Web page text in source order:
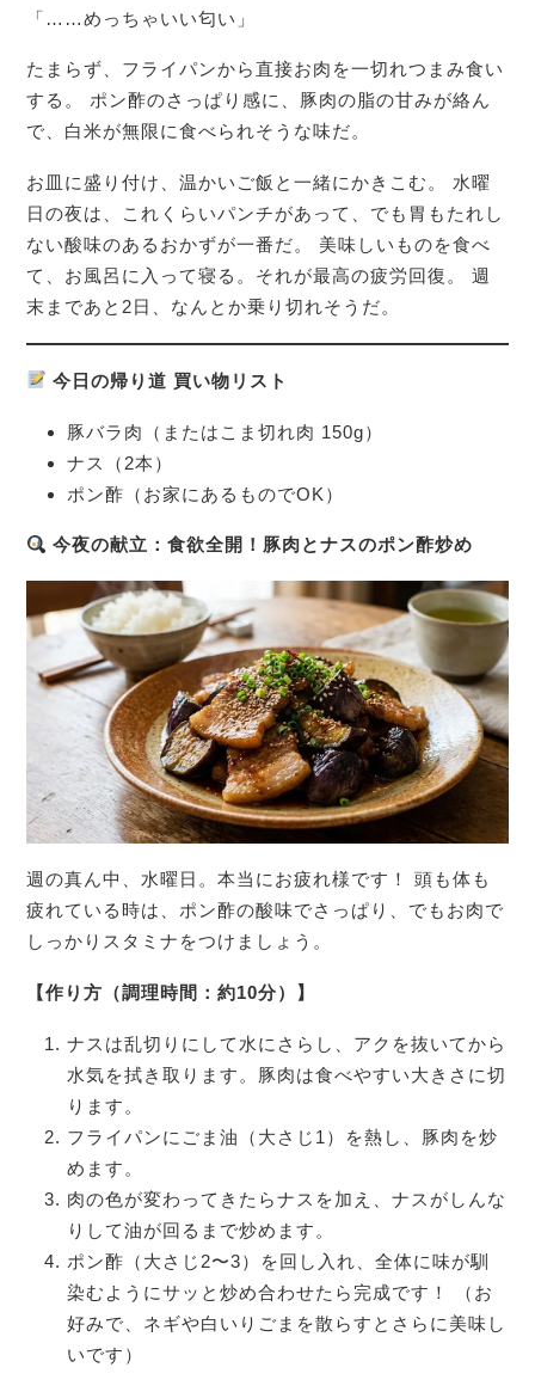
「……めっちゃいい匂い」
たまらず、フライパンから直接お肉を一切れつまみ食い
する。 ポン酢のさっぱり感に、豚肉の脂の甘みが絡ん
で、白米が無限に食べられそうな味だ。
お皿に盛り付け、温かいご飯と一緒にかきこむ。 水曜
日の夜は、これくらいパンチがあって、でも胃もたれし
ない酸味のあるおかずが一番だ。 美味しいものを食べ
て、お風呂に入って寝る。それが最高の疲労回復。 週
末まであと2日、なんとか乗り切れそうだ。
今日の帰り道 買い物リスト
豚バラ肉（またはこま切れ肉 150g）
ナス（2本）
ポン酢（お家にあるものでOK）
今夜の献立：食欲全開！豚肉とナスのポン酢炒め
週の真ん中、水曜日。本当にお疲れ様です！ 頭も体も
疲れている時は、ポン酢の酸味でさっぱり、でもお肉で
しっかりスタミナをつけましょう。
【作り方（調理時間：約10分）】
ナスは乱切りにして水にさらし、アクを抜いてから
水気を拭き取ります。豚肉は食べやすい大きさに切
ります。
フライパンにごま油（大さじ1）を熱し、豚肉を炒
めます。
肉の色が変わってきたらナスを加え、ナスがしんな
りして油が回るまで炒めます。
ポン酢（大さじ2〜3）を回し入れ、全体に味が馴
染むようにサッと炒め合わせたら完成です！ （お
好みで、ネギや白いりごまを散らすとさらに美味し
いです）